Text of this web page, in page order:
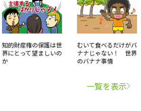
知的財産権の保護は世
界にとって望ましいの
か
むいて食べるだけがバ
ナナじゃない！ 世界
のバナナ事情
一覧を表示